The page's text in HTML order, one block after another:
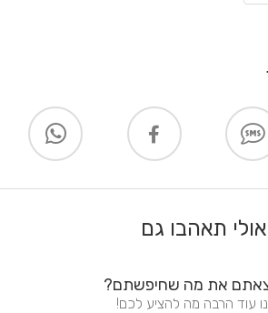
אולי תאהבו גם
את מה שחיפשתם?
עוד הרבה מה להציע לכם!